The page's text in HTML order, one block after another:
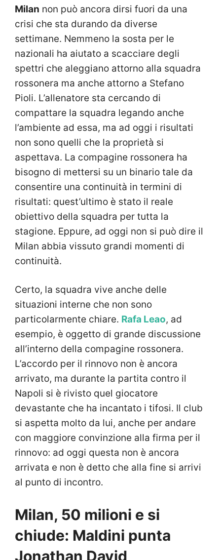
Milan non può ancora dirsi fuori da una
crisi che sta durando da diverse
settimane. Nemmeno la sosta per le
nazionali ha aiutato a scacciare degli
spettri che aleggiano attorno alla squadra
rossonera ma anche attorno a Stefano
Pioli. L’allenatore sta cercando di
compattare la squadra legando anche
l’ambiente ad essa, ma ad oggi i risultati
non sono quelli che la proprietà si
aspettava. La compagine rossonera ha
bisogno di mettersi su un binario tale da
consentire una continuità in termini di
risultati: quest’ultimo è stato il reale
obiettivo della squadra per tutta la
stagione. Eppure, ad oggi non si può dire il
Milan abbia vissuto grandi momenti di
continuità.
Certo, la squadra vive anche delle
situazioni interne che non sono
particolarmente chiare. Rafa Leao, ad
esempio, è oggetto di grande discussione
all’interno della compagine rossonera.
L’accordo per il rinnovo non è ancora
arrivato, ma durante la partita contro il
Napoli si è rivisto quel giocatore
devastante che ha incantato i tifosi. Il club
si aspetta molto da lui, anche per andare
con maggiore convinzione alla firma per il
rinnovo: ad oggi questa non è ancora
arrivata e non è detto che alla fine si arrivi
al punto di incontro.
Milan, 50 milioni e si
chiude: Maldini punta
Jonathan David